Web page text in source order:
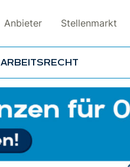
Anbieter Stellenmarkt
ARBEITSRECHT
Suchen